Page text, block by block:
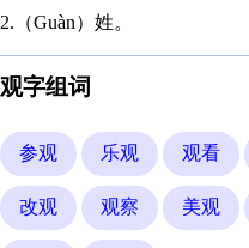
2.（Guàn）姓。
观字组词
参观 乐观 观看
改观 观察 美观